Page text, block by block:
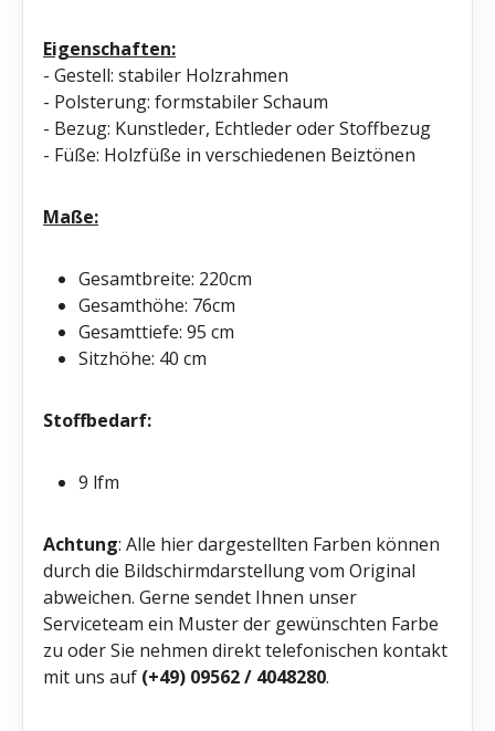
Eigenschaften:
- Gestell: stabiler Holzrahmen
- Polsterung: formstabiler Schaum
- Bezug: Kunstleder, Echtleder oder Stoffbezug
- Füße: Holzfüße in verschiedenen Beiztönen
Maße:
Gesamtbreite: 220cm
Gesamthöhe: 76cm
Gesamttiefe: 95 cm
Sitzhöhe: 40 cm
Stoffbedarf:
9 lfm
Achtung: Alle hier dargestellten Farben können
durch die Bildschirmdarstellung vom Original
abweichen. Gerne sendet Ihnen unser
Serviceteam ein Muster der gewünschten Farbe
zu oder Sie nehmen direkt telefonischen kontakt
mit uns auf (+49) 09562 / 4048280.